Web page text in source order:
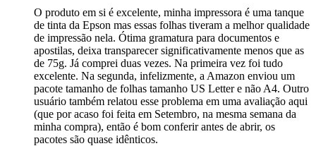
O produto em si é excelente, minha impressora é uma tanque
de tinta da Epson mas essas folhas tiveram a melhor qualidade
de impressão nela. Ótima gramatura para documentos e
apostilas, deixa transparecer significativamente menos que as
de 75g. Já comprei duas vezes. Na primeira vez foi tudo
excelente. Na segunda, infelizmente, a Amazon enviou um
pacote tamanho de folhas tamanho US Letter e não A4. Outro
usuário também relatou esse problema em uma avaliação aqui
(que por acaso foi feita em Setembro, na mesma semana da
minha compra), então é bom conferir antes de abrir, os
pacotes são quase idênticos.